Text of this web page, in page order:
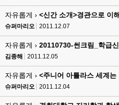
자유롭게 › <신간 소개>경관으로 이
슈퍼마리오 2011.12.07
자유롭게 › 20110730-썬크림_학급
김종해 2011.12.05
자유롭게 › <주니어 아틀라스 세계는
슈퍼마리오 2011.12.04